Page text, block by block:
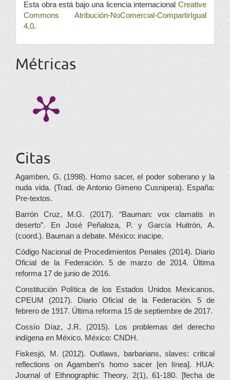
Esta obra está bajo una licencia internacional Creative
Commons Atribución-NoComercial-CompartirIgual
4.0.
Métricas
Citas
Agamben, G. (1998). Homo sacer, el poder soberano y la
nuda vida. (Trad. de Antonio Gimeno Cusnipera). España:
Pre-textos.
Barrón Cruz, M.G. (2017). “Bauman: vox clamatis in
deserto”. En José Peñaloza, P. y García Huitrón, A.
(coord.). Bauman a debate. México: inacipe.
Código Nacional de Procedimientos Penales (2014). Diario
Oficial de la Federación. 5 de marzo de 2014. Última
reforma 17 de junio de 2016.
Constitución Política de los Estados Unidos Mexicanos,
CPEUM (2017). Diario Oficial de la Federación. 5 de
febrero de 1917. Última reforma 15 de septiembre de 2017.
Cossío Díaz, J.R. (2015). Los problemas del derecho
indígena en México. México: CNDH.
Fiskesjö, M. (2012). Outlaws, barbarians, slaves: critical
reflections on Agamben’s homo sacer [en línea]. HUA:
Journal of Ethnographic Theory, 2(1), 61-180. [fecha de